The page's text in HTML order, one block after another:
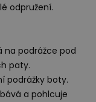
odpružení.
podrážce pod
paty.
podrážky boty.
a pohlcuje